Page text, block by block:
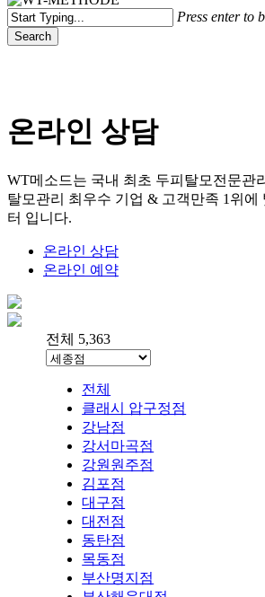
Press enter to
Search
온라인 상담
WT메소드는 국내 최초 두피탈모전문관
탈모관리 최우수 기업 & 고객만족 1위에
터 입니다.
온라인 상담
온라인 예약
전체 5,363
전체
클래시 압구정점
강남점
강서마곡점
강원원주점
김포점
대구점
대전점
동탄점
목동점
부산명지점